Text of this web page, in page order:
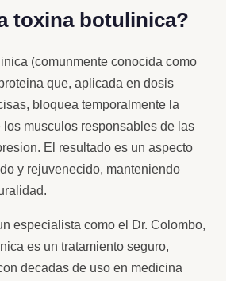
toxina botulinica?
(comunmente conocida como
que, aplicada en dosis
bloquea temporalmente la
los musculos responsables de las
El resultado es un aspecto
y rejuvenecido, manteniendo
especialista como el Dr. Colombo,
es un tratamiento seguro,
decadas de uso en medicina